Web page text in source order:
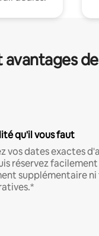
qu'il vous faut
vos dates exactes
réservez facilement
supplémentaire